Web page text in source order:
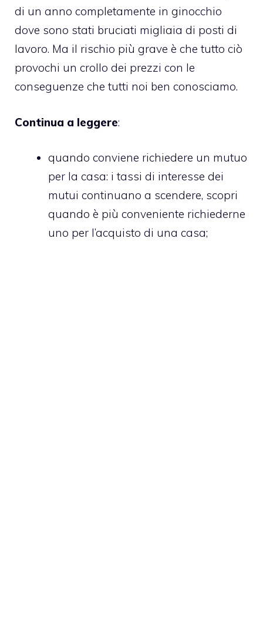
di un anno completamente in ginocchio
dove sono stati bruciati migliaia di posti di
lavoro. Ma il rischio più grave è che tutto ciò
provochi un crollo dei prezzi con le
conseguenze che tutti noi ben conosciamo.
Continua a leggere:
quando conviene richiedere un mutuo
per la casa: i tassi di interesse dei
mutui continuano a scendere, scopri
quando è più conveniente richiederne
uno per l’acquisto di una casa;